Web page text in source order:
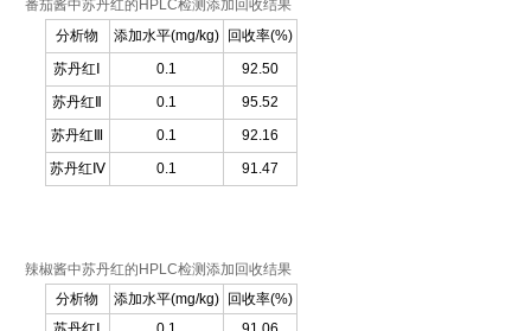
番茄酱中苏丹红的HPLC检测添加回收结果
分析物
添加水平(mg/kg) 回收率(%)
苏丹红Ⅰ 0.1
92.50
苏丹红Ⅱ 0.1
95.52
苏丹红Ⅲ 0.1
92.16
苏丹红Ⅳ 0.1 91.47
辣椒酱中苏丹红的HPLC检测添加回收结果
分析物
添加水平(mg/kg) 回收率(%)